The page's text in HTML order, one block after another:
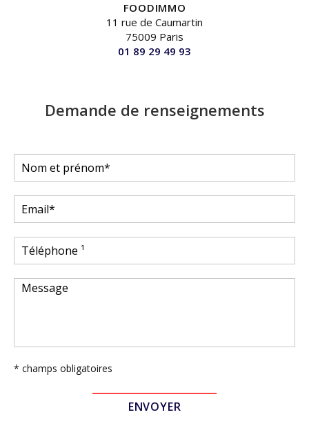
FOODIMMO
11 rue de Caumartin
75009 Paris
01 89 29 49 93
Demande de renseignements
* champs obligatoires